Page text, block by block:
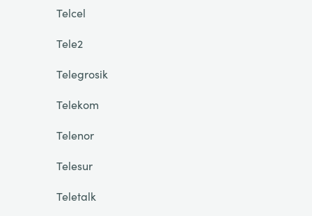
Telcel
Tele2
Telegrosik
Telekom
Telenor
Telesur
Teletalk